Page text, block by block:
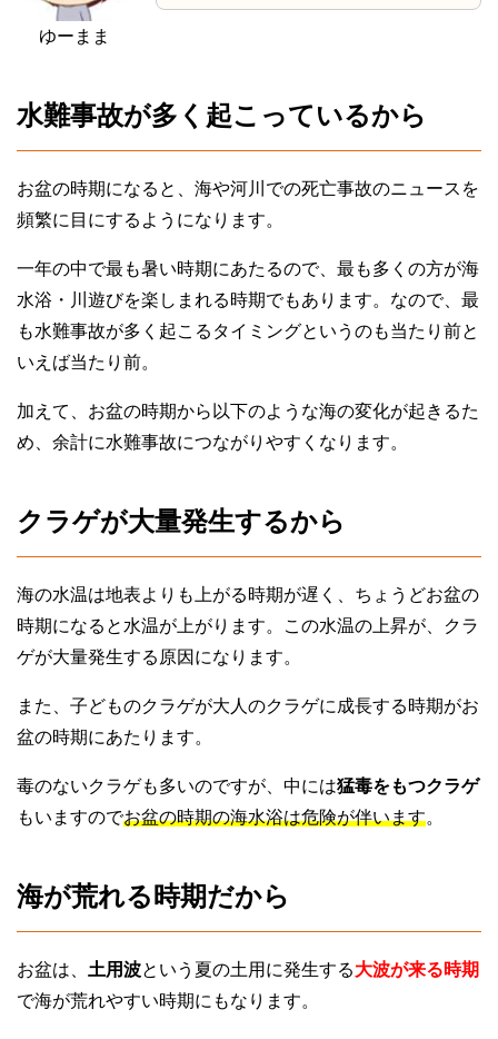
ゆーまま
水難事故が多く起こっているから
お盆の時期になると、海や河川での死亡事故のニュースを
頻繁に目にするようになります。
一年の中で最も暑い時期にあたるので、最も多くの方が海
水浴・川遊びを楽しまれる時期でもあります。なので、最
も水難事故が多く起こるタイミングというのも当たり前と
いえば当たり前。
加えて、お盆の時期から以下のような海の変化が起きるた
め、余計に水難事故につながりやすくなります。
クラゲが大量発生するから
海の水温は地表よりも上がる時期が遅く、ちょうどお盆の
時期になると水温が上がります。この水温の上昇が、クラ
ゲが大量発生する原因になります。
また、子どものクラゲが大人のクラゲに成長する時期がお
盆の時期にあたります。
毒のないクラゲも多いのですが、中には猛毒をもつクラゲ
もいますのでお盆の時期の海水浴は危険が伴います。
海が荒れる時期だから
お盆は、 土用波という夏の土用に発生する大波が来る時期
で海が荒れやすい時期にもなります。